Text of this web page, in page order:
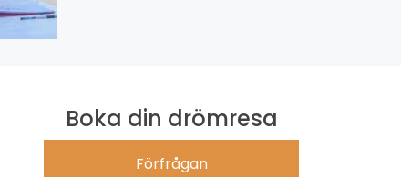
Boka din drömresa
Förfrågan